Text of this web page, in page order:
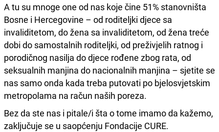
A tu su mnoge one od nas koje čine 51% stanovništa
Bosne i Hercegovine – od roditeljki djece sa
invaliditetom, do žena sa invaliditetom, od žena treće
dobi do samostalnih roditeljki, od preživjelih ratnog i
porodičnog nasilja do djece rođene zbog rata, od
seksualnih manjina do nacionalnih manjina – sjetite se
nas samo onda kada treba putovati po bjelosvjetskim
metropolama na račun naših poreza.
Bez da ste nas i pitale/i šta o tome imamo da kažemo,
zaključuje se u saopćenju Fondacije CURE.